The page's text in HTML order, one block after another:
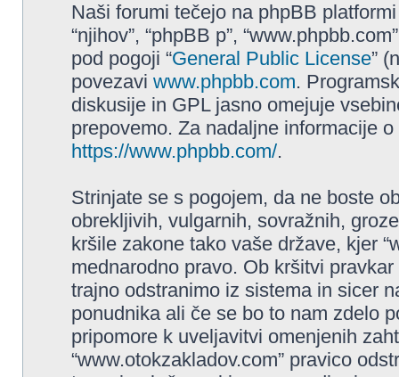
Naši forumi tečejo na phpBB
“njihov”, “phpBB p”,
pod pogoji “General Public License”
povezavi www.phpbb.com.
diskusije in GPL jasno omejuje
prepovemo. Za nadaljne informacije
https://www.phpbb.com/.
Strinjate se s pogojem, da ne boste
obrekljivih, vulgarnih, sovražnih,
kršile zakone tako vaše države, kjer
mednarodno pravo. Ob kršitvi
trajno odstranimo iz sistema in sicer
ponudnika ali če se bo to nam zdelo
pripomore k uveljavitvi omenjenih
“www.otokzakladov.com” pravico